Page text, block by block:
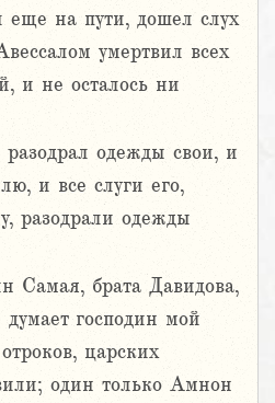
на пути, дошел слух
умертвил всех
и не осталось ни
одежды свои, и
и все слуги его,
разодрали одежды
Самая, брата Давидова,
думает господин мой
царских
один только Амнон